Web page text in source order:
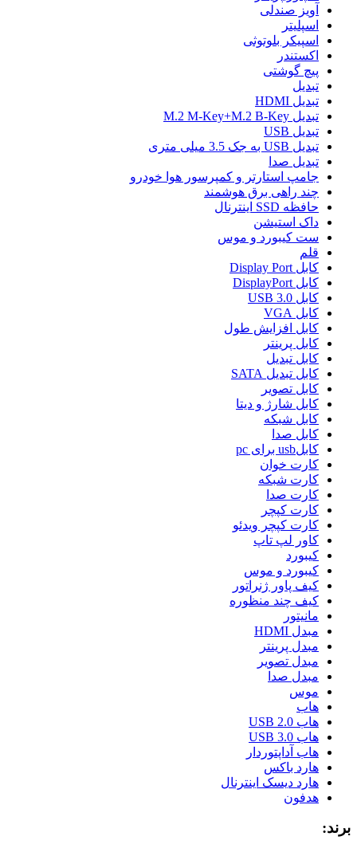
آویز صندلی
اسپلیتر
اسپیکر بلوتوثی
اکستندر
پیچ گوشتی
تبدیل
تبدیل HDMI
تبدیل M.2 M-Key+M.2 B-Key
تبدیل USB
تبدیل USB به جک 3.5 میلی متری
تبدیل صدا
جامپ استارتر و کمپرسور هوا خودرو
چند راهی برق هوشمند
حافظه SSD اینترنال
داک استیشن
ست کیبورد و موس
قلم
کابل Display Port
کابل DisplayPort
کابل USB 3.0
کابل VGA
کابل افزایش طول
کابل پرینتر
کابل تبدیل
کابل تبدیل SATA
کابل تصویر
کابل شارژ و دیتا
کابل شبکه
کابل صدا
کابلusb برای pc
کارت خوان
کارت شبکه
کارت صدا
کارت کپچر
کارت کپچر ویدئو
کاور لپ تاپ
کیبورد
کیبورد و موس
کیف پاور ژنراتور
کیف چند منظوره
مانیتور
مبدل HDMI
مبدل پرینتر
مبدل تصویر
مبدل صدا
موس
هاب
هاب USB 2.0
هاب USB 3.0
هاب آداپتوردار
هارد باکس
هارد دیسک اینترنال
هدفون
برند: